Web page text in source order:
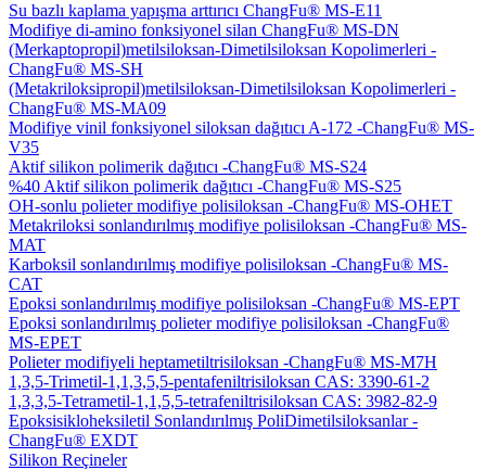
Su bazlı kaplama yapışma arttırıcı ChangFu® MS-E11
Modifiye di-amino fonksiyonel silan ChangFu® MS-DN
(Merkaptopropil)metilsiloksan-Dimetilsiloksan Kopolimerleri -
ChangFu® MS-SH
(Metakriloksipropil)metilsiloksan-Dimetilsiloksan Kopolimerleri -
ChangFu® MS-MA09
Modifiye vinil fonksiyonel siloksan dağıtıcı A-172 -ChangFu® MS-
V35
Aktif silikon polimerik dağıtıcı -ChangFu® MS-S24
%40 Aktif silikon polimerik dağıtıcı -ChangFu® MS-S25
OH-sonlu polieter modifiye polisiloksan -ChangFu® MS-OHET
Metakriloksi sonlandırılmış modifiye polisiloksan -ChangFu® MS-
MAT
Karboksil sonlandırılmış modifiye polisiloksan -ChangFu® MS-
CAT
Epoksi sonlandırılmış modifiye polisiloksan -ChangFu® MS-EPT
Epoksi sonlandırılmış polieter modifiye polisiloksan -ChangFu®
MS-EPET
Polieter modifiyeli heptametiltrisiloksan -ChangFu® MS-M7H
1,3,5-Trimetil-1,1,3,5,5-pentafeniltrisiloksan CAS: 3390-61-2
1,3,3,5-Tetrametil-1,1,5,5-tetrafeniltrisiloksan CAS: 3982-82-9
Epoksisikloheksiletil Sonlandırılmış PoliDimetilsiloksanlar -
ChangFu® EXDT
Silikon Reçineler